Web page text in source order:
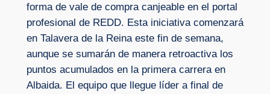
forma de vale de compra canjeable en el portal
profesional de REDD. Esta iniciativa comenzará
en Talavera de la Reina este fin de semana,
aunque se sumarán de manera retroactiva los
puntos acumulados en la primera carrera en
Albaida. El equipo que llegue líder a final de